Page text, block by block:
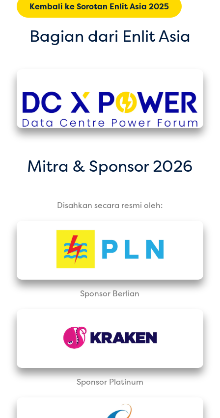
Kembali ke Sorotan Enlit Asia 2025
Bagian dari Enlit Asia
Mitra & Sponsor 2026
Disahkan secara resmi oleh:
Sponsor Berlian
Sponsor Platinum